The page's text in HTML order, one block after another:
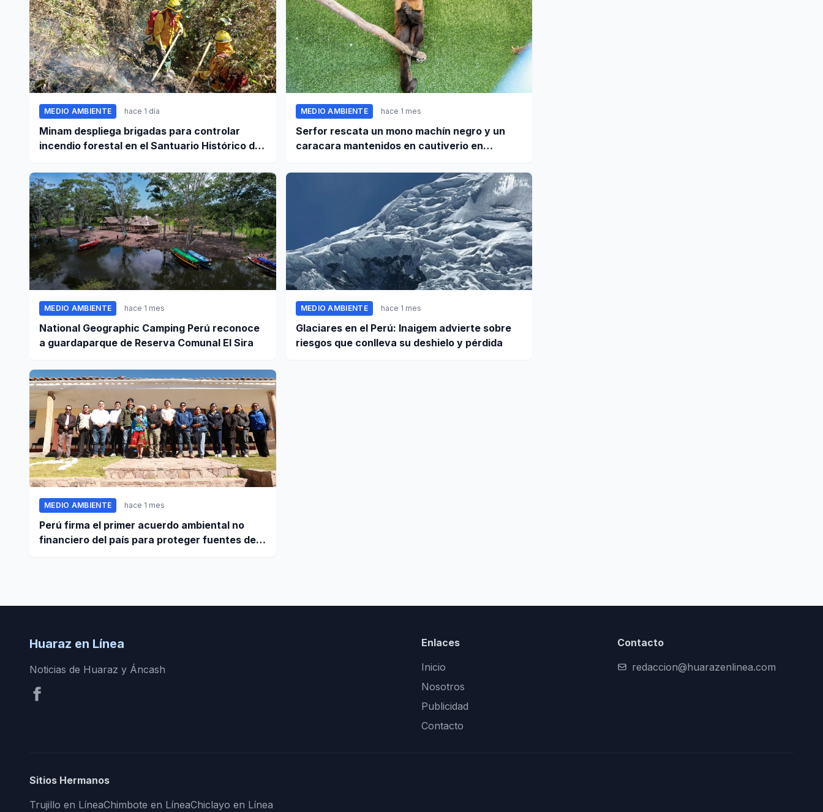
MEDIO AMBIENTE hace 1 día
Minam despliega brigadas para controlar
incendio forestal en el Santuario Histórico de
MEDIO AMBIENTE hace 1 mes
Serfor rescata un mono machín negro y un
caracara mantenidos en cautiverio en
MEDIO AMBIENTE hace 1 mes
National Geographic Camping Perú reconoce
a guardaparque de Reserva Comunal El Sira
MEDIO AMBIENTE hace 1 mes
Glaciares en el Perú: Inaigem advierte sobre
riesgos que conlleva su deshielo y pérdida
MEDIO AMBIENTE hace 1 mes
Perú firma el primer acuerdo ambiental no
financiero del país para proteger fuentes de
Huaraz en Línea
Noticias de Huaraz y Áncash
Enlaces
Inicio
Nosotros
Publicidad
Contacto
Contacto
redaccion@huarazenlinea.com
Sitios Hermanos
Trujillo en LíneaChimbote en LíneaChiclayo en Línea